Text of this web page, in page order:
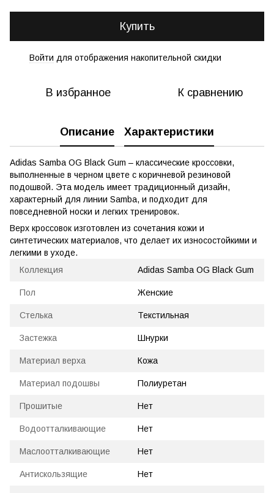
Купить
Войти для отображения накопительной скидки
В избранное К сравнению
Описание Характеристики
Adidas Samba OG Black Gum – классические кроссовки,
выполненные в черном цвете с коричневой резиновой
подошвой. Эта модель имеет традиционный дизайн,
характерный для линии Samba, и подходит для
повседневной носки и легких тренировок.
Верх кроссовок изготовлен из сочетания кожи и
синтетических материалов, что делает их износостойкими и
легкими в уходе.
Коллекция
Adidas Samba OG Black Gum
Пол Женские
Стелька Текстильная
Застежка Шнурки
Материал верха Кожа
Материал подошвы Полиуретан
Прошитые Нет
Водоотталкивающие Нет
Маслоотталкивающие Нет
Антискользящие Нет